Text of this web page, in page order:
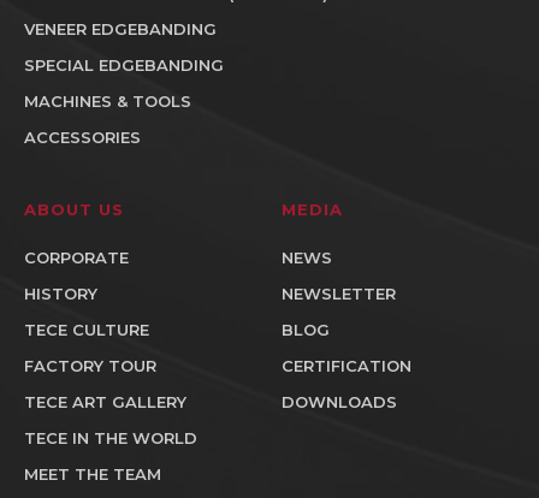
VENEER EDGEBANDING
SPECIAL EDGEBANDING
MACHINES & TOOLS
ACCESSORIES
ABOUT US
CORPORATE
HISTORY
TECE CULTURE
FACTORY TOUR
TECE ART GALLERY
TECE IN THE WORLD
MEET THE TEAM
MEDIA
NEWS
NEWSLETTER
BLOG
CERTIFICATION
DOWNLOADS